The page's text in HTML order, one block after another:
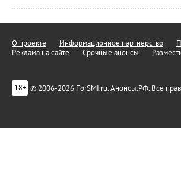
О проекте Информационное партнерство
Реклама на сайте
Срочные анонсы
18+ © 2006-2026 ForSMI.ru. Анонсы.РФ. Все